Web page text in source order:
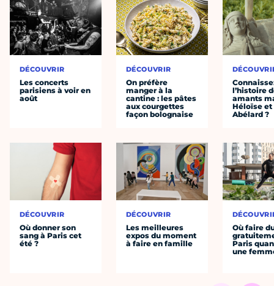
DÉCOUVRIR
Les concerts
parisiens à voir en
août
DÉCOUVRIR
Où donner son
sang à Paris cet
été ?
DÉCOUVRIR
On préfère
manger à la
cantine : les pâtes
aux courgettes
façon bolognaise
DÉCOUVRIR
Les meilleures
expos du moment
à faire en famille
l’histoire
amants
Héloïse et
Abélard ?
Où faire
Paris
une